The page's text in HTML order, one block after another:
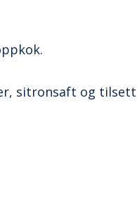
sitronsaft og